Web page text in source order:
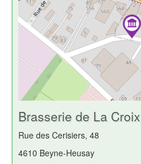
Brasserie de La Croix
Rue des Cerisiers, 48
4610 Beyne-Heusay